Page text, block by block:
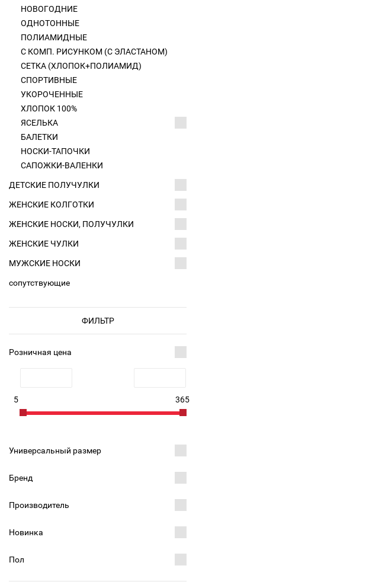
НОВОГОДНИЕ
ОДНОТОННЫЕ
ПОЛИАМИДНЫЕ
С КОМП. РИСУНКОМ (С ЭЛАСТАНОМ)
СЕТКА (ХЛОПОК+ПОЛИАМИД)
СПОРТИВНЫЕ
УКОРОЧЕННЫЕ
ХЛОПОК 100%
ЯСЕЛЬКА
БАЛЕТКИ
НОСКИ-ТАПОЧКИ
САПОЖКИ-ВАЛЕНКИ
ДЕТСКИЕ ПОЛУЧУЛКИ
ЖЕНСКИЕ КОЛГОТКИ
ЖЕНСКИЕ НОСКИ, ПОЛУЧУЛКИ
ЖЕНСКИЕ ЧУЛКИ
МУЖСКИЕ НОСКИ
сопутствующие
ФИЛЬТР
Розничная цена
5 365
Универсальный размер
Бренд
Производитель
Новинка
Пол